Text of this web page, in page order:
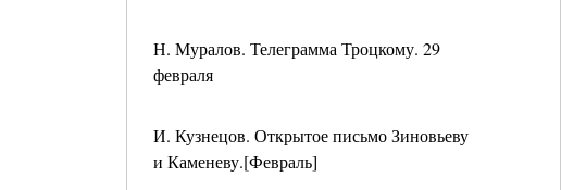
Н. Муралов. Телеграмма Троцкому. 29
февраля
И. Кузнецов. Открытое письмо Зиновьеву
и Каменеву.[Февраль]